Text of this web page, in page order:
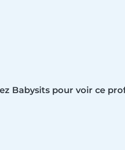
Babysits pour voir ce